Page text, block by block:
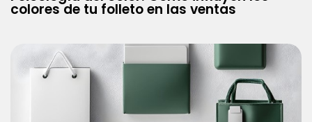
colores de tu folleto en las ventas